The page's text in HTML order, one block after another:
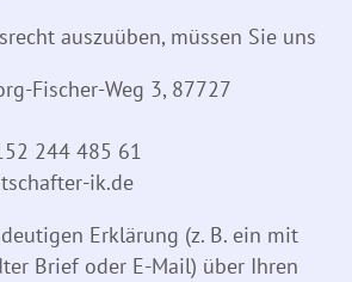
auszuüben, müssen Sie uns
Fischer-Weg 3, 87727
244 485 61
ik.de
Erklärung (z. B. ein mit
Brief oder E-Mail) über Ihren